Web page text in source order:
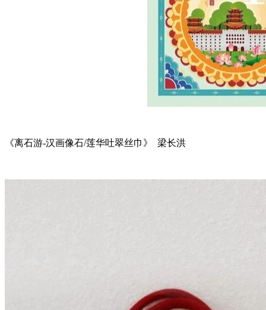
《离石游-汉画像石/莲华吐翠丝巾》 梁长洪